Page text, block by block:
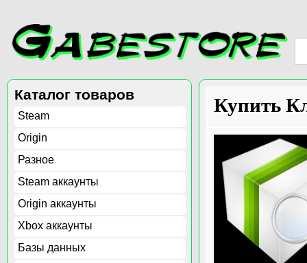
Каталог товаров
Steam
Origin
Разное
Steam аккаунты
Origin аккаунты
Xbox аккаунты
Базы данных
Купить